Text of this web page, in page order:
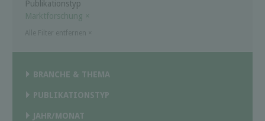
Publikationstyp
Marktforschung ×
BRANCHE & THEMA
PUBLIKATIONSTYP
JAHR/MONAT